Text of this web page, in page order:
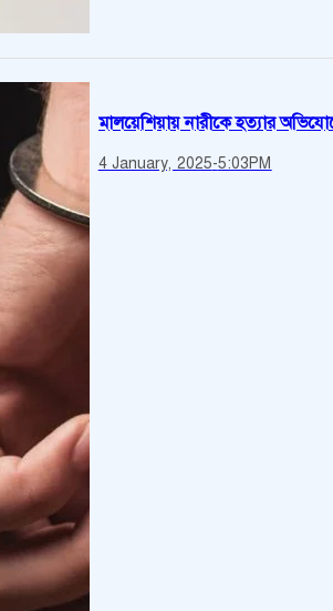
মালয়েশিয়ায় নারীকে হত্যার
4 January, 2025-5:03PM